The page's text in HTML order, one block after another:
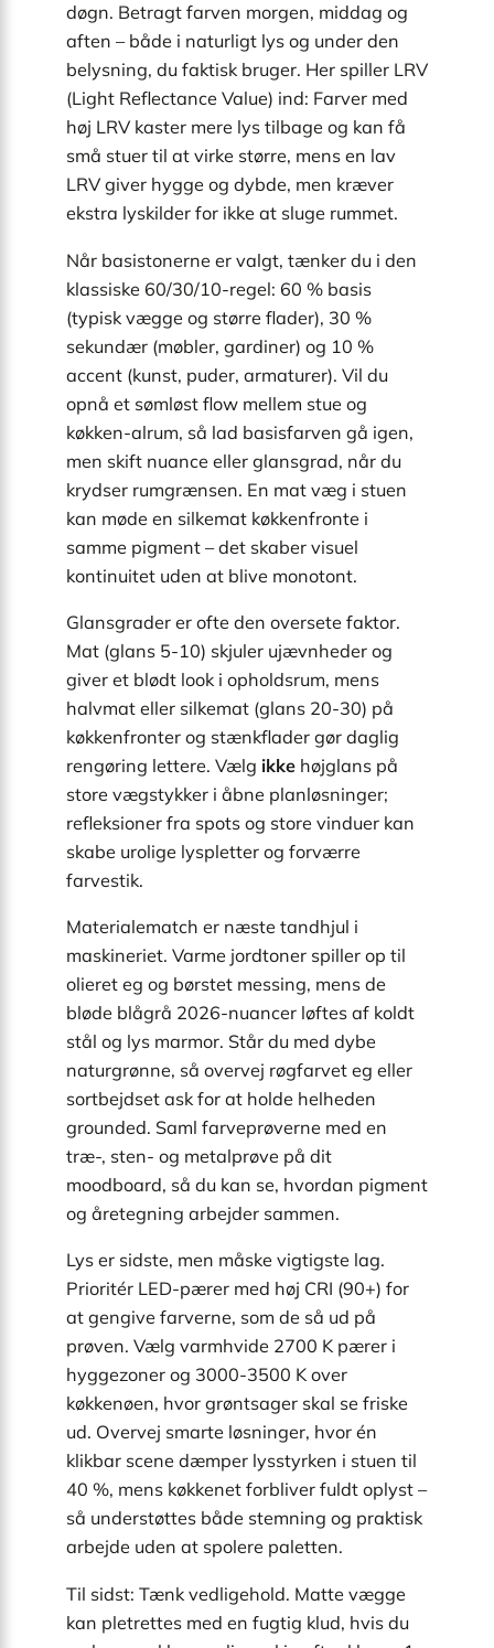
døgn. Betragt farven morgen, middag og
aften – både i naturligt lys og under den
belysning, du faktisk bruger. Her spiller LRV
(Light Reflectance Value) ind: Farver med
høj LRV kaster mere lys tilbage og kan få
små stuer til at virke større, mens en lav
LRV giver hygge og dybde, men kræver
ekstra lyskilder for ikke at sluge rummet.
Når basistonerne er valgt, tænker du i den
klassiske 60/30/10-regel: 60 % basis
(typisk vægge og større flader), 30 %
sekundær (møbler, gardiner) og 10 %
accent (kunst, puder, armaturer). Vil du
opnå et sømløst flow mellem stue og
køkken-alrum, så lad basisfarven gå igen,
men skift nuance eller glansgrad, når du
krydser rumgrænsen. En mat væg i stuen
kan møde en silkemat køkkenfronte i
samme pigment – det skaber visuel
kontinuitet uden at blive monotont.
Glansgrader er ofte den oversete faktor.
Mat (glans 5-10) skjuler ujævnheder og
giver et blødt look i opholdsrum, mens
halvmat eller silkemat (glans 20-30) på
køkkenfronter og stænkflader gør daglig
rengøring lettere. Vælg ikke højglans på
store vægstykker i åbne planløsninger;
refleksioner fra spots og store vinduer kan
skabe urolige lyspletter og forværre
farvestik.
Materialematch er næste tandhjul i
maskineriet. Varme jordtoner spiller op til
olieret eg og børstet messing, mens de
bløde blågrå 2026-nuancer løftes af koldt
stål og lys marmor. Står du med dybe
naturgrønne, så overvej røgfarvet eg eller
sortbejdset ask for at holde helheden
grounded. Saml farveprøverne med en
træ-, sten- og metalprøve på dit
moodboard, så du kan se, hvordan pigment
og åretegning arbejder sammen.
Lys er sidste, men måske vigtigste lag.
Prioritér LED-pærer med høj CRI (90+) for
at gengive farverne, som de så ud på
prøven. Vælg varmhvide 2700 K pærer i
hyggezoner og 3000-3500 K over
køkkenøen, hvor grøntsager skal se friske
ud. Overvej smarte løsninger, hvor én
klikbar scene dæmper lysstyrken i stuen til
40 %, mens køkkenet forbliver fuldt oplyst –
så understøttes både stemning og praktisk
arbejde uden at spolere paletten.
Til sidst: Tænk vedligehold. Matte vægge
kan pletrettes med en fugtig klud, hvis du